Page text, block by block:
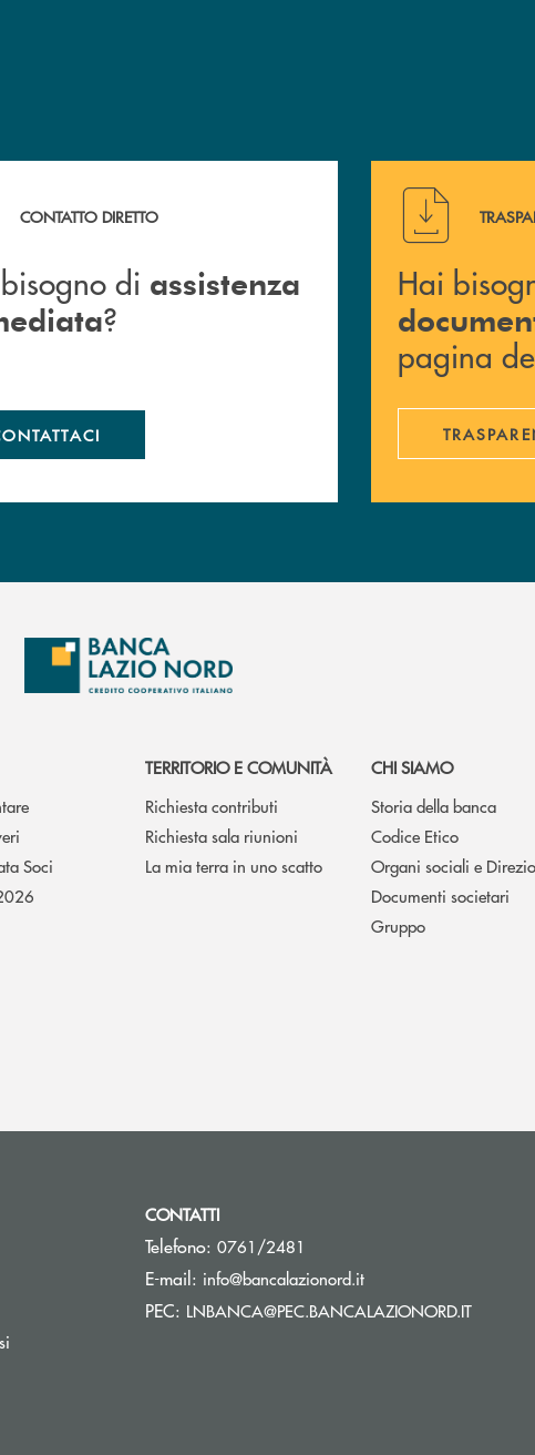
di assistenza immediata ?
CONTATTO DIRETTO
di assistenza
?
Hai bisogno di
Hai
pagina
Soci
TERRITORIO E COMUNITÀ
Richiesta contributi
Richiesta sala riunioni
La mia terra in uno scatto
CHI SIAMO
Storia della banca
Codice Etico
Organi sociali e
Documenti societari
Gruppo
nuova finestra
CONTATTI
Telefono: 0761/2481
E-mail: info@bancalazionord.it(si apre l’app di posta
PEC: LNBANCA@PEC.BANCALAZIONORD.IT(si apre